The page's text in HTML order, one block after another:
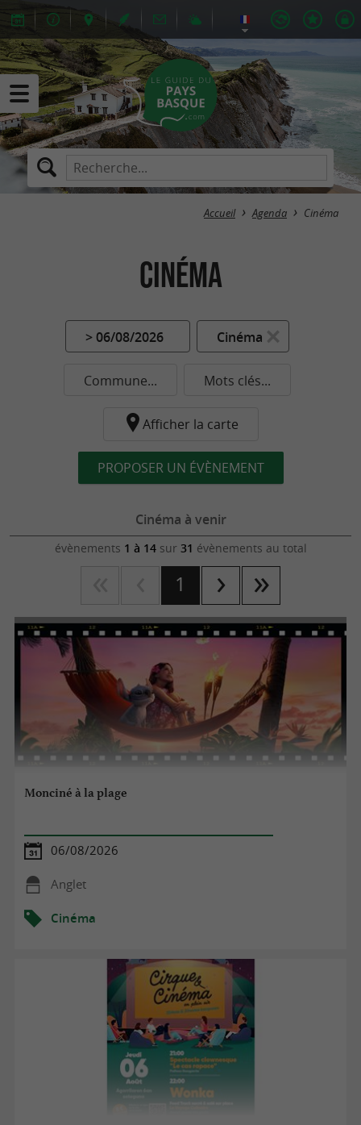
Accueil Agenda Cinéma
Cinéma
> 06/08/2026 Cinéma
Commune... Mots clés...
Afficher la carte
PROPOSER UN ÉVÈNEMENT
Cinéma à venir
évènements 1 à 14sur 31 évènements au total
1
Monciné à la plage
06/08/2026
Anglet
Cinéma